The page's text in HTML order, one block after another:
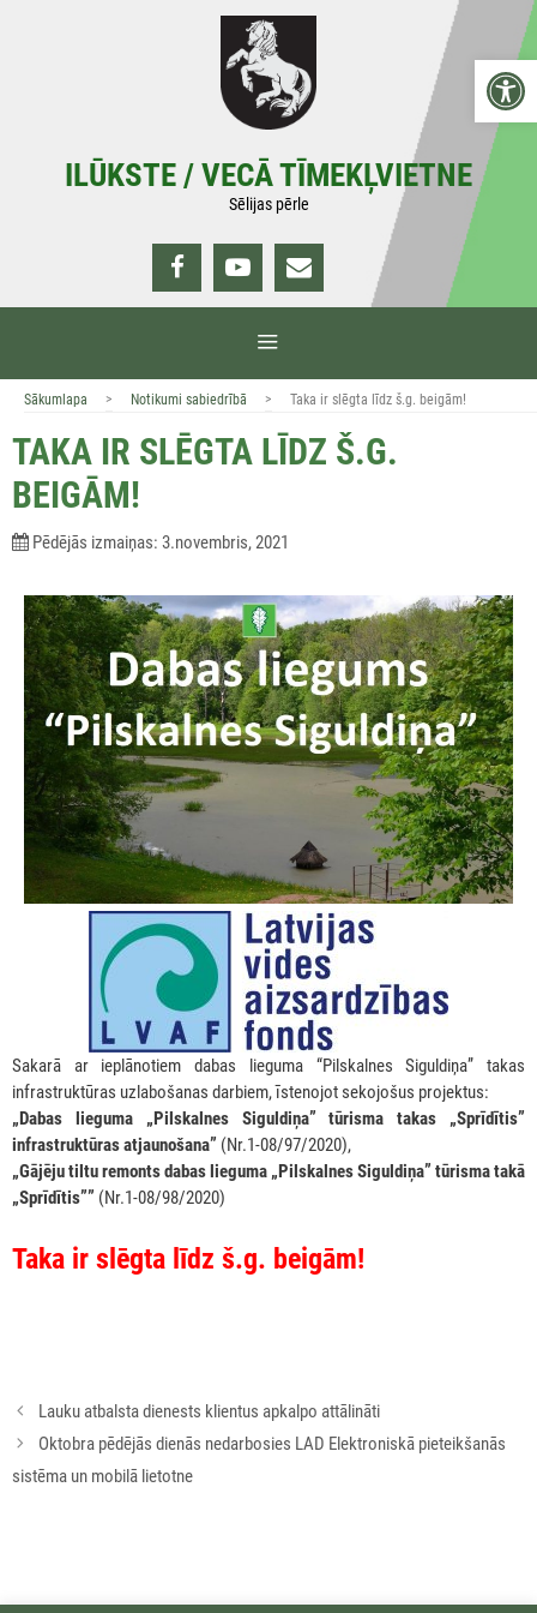
ILŪKSTE / VECĀ TĪMEKĻVIETNE
Sēlijas pērle
Sākumlapa > Notikumi sabiedrībā > Taka ir slēgta līdz š.g. beigām!
TAKA IR SLĒGTA LĪDZ Š.G.
BEIGĀM!
Pēdējās izmaiņas: 3.novembris, 2021
Sakarā ar ieplānotiem dabas lieguma “Pilskalnes Siguldiņa” takas
infrastruktūras uzlabošanas darbiem, īstenojot sekojošus projektus:
„Dabas lieguma „Pilskalnes Siguldiņa” tūrisma takas „Sprīdītis”
infrastruktūras atjaunošana” (Nr.1-08/97/2020),
„Gājēju tiltu remonts dabas lieguma „Pilskalnes Siguldiņa” tūrisma takā
„Sprīdītis”” (Nr.1-08/98/2020)
Taka ir slēgta līdz š.g. beigām!
Rakstu
navigācija
Lauku atbalsta dienests klientus apkalpo attālināti
Oktobra pēdējās dienās nedarbosies LAD Elektroniskā pieteikšanās
sistēma un mobilā lietotne